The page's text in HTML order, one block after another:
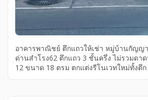
อาคารพาณิชย์ ตึกแถวให้เช่า หมู่บ้านกัญญ
ด่านสำโรง62 ตึกแถว 3 ชั้นครึ่ง ไม่รวมดา
12 ขนาด 18 ตรม ตกแต่งรีโนเวทใหม่ทั้งตึก